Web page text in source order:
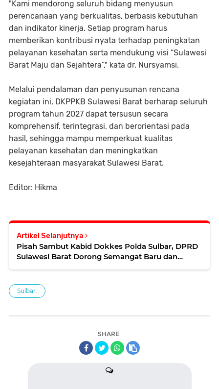
"Kami mendorong seluruh bidang menyusun
perencanaan yang berkualitas, berbasis kebutuhan
dan indikator kinerja. Setiap program harus
memberikan kontribusi nyata terhadap peningkatan
pelayanan kesehatan serta mendukung visi “Sulawesi
Barat Maju dan Sejahtera”," kata dr. Nursyamsi.
Melalui pendalaman dan penyusunan rencana
kegiatan ini, DKPPKB Sulawesi Barat berharap seluruh
program tahun 2027 dapat tersusun secara
komprehensif, terintegrasi, dan berorientasi pada
hasil, sehingga mampu memperkuat kualitas
pelayanan kesehatan dan meningkatkan
kesejahteraan masyarakat Sulawesi Barat.
Editor: Hikma
Artikel Selanjutnya
Pisah Sambut Kabid Dokkes Polda Sulbar, DPRD
Sulawesi Barat Dorong Semangat Baru dan
Sulbar.
SHARE